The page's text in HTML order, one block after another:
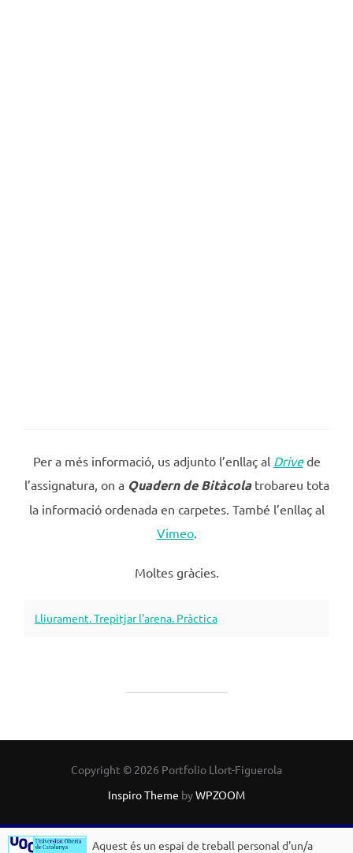
Per a més informació, us adjunto l’enllaç al Drivede
l’assignatura, on a Quadern de Bitàcolatrobareu tota
la informació ordenada en carpetes. També l’enllaç al
Vimeo.
Moltes gràcies.
Lliurament. Trepitjar l'arena. Pràctica
Copyright © 2026 Portfolio Llort-Figuerola
Inspiro Theme byWPZOOM
Aquest és un espai de treball personal d'un/a